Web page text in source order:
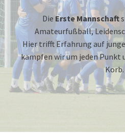
Die Erste Mannschaft
Amateurfußball,
Hier trifft Erfahrung auf
kämpfen wir um jeden Punkt
Korb.